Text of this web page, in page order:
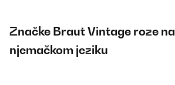
Značke Braut Vintage roze na
njemačkom jeziku